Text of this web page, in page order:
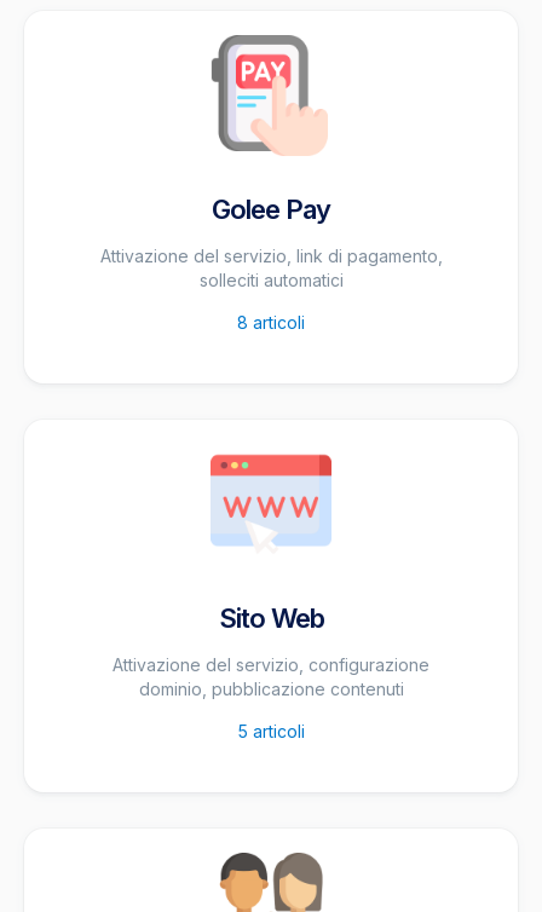
Golee Pay
Attivazione del servizio, link di pagamento,
solleciti automatici
8 articoli
Sito Web
Attivazione del servizio, configurazione
dominio, pubblicazione contenuti
5 articoli